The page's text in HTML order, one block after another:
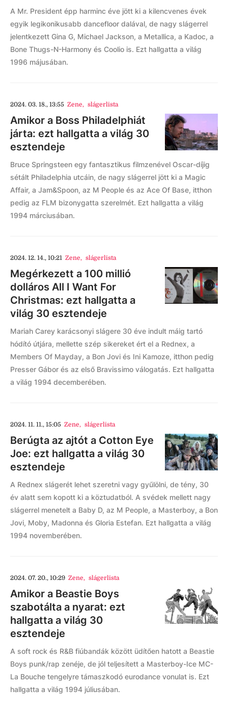
A Mr. President épp harminc éve jött ki a kilencvenes évek
egyik legikonikusabb dancefloor dalával, de nagy slágerrel
jelentkezett Gina G, Michael Jackson, a Metallica, a Kadoc, a
Bone Thugs-N-Harmony és Coolio is. Ezt hallgatta a világ
1996 májusában.
2024. 03. 18., 13:55 Zene, slágerlista
Amikor a Boss Philadelphiát
járta: ezt hallgatta a világ 30
esztendeje
Bruce Springsteen egy fantasztikus filmzenével Oscar-díjig
sétált Philadelphia utcáin, de nagy slágerrel jött ki a Magic
Affair, a Jam&Spoon, az M People és az Ace Of Base, itthon
pedig az FLM bizonygatta szerelmét. Ezt hallgatta a világ
1994 márciusában.
2024. 12. 14., 10:21 Zene, slágerlista
Megérkezett a 100 millió
dolláros All I Want For
Christmas: ezt hallgatta a
világ 30 esztendeje
Mariah Carey karácsonyi slágere 30 éve indult máig tartó
hódító útjára, mellette szép sikereket ért el a Rednex, a
Members Of Mayday, a Bon Jovi és Ini Kamoze, itthon pedig
Presser Gábor és az első Bravissimo válogatás. Ezt hallgatta
a világ 1994 decemberében.
2024. 11. 11., 15:05 Zene, slágerlista
Berúgta az ajtót a Cotton Eye
Joe: ezt hallgatta a világ 30
esztendeje
A Rednex slágerét lehet szeretni vagy gyűlölni, de tény, 30
év alatt sem kopott ki a köztudatból. A svédek mellett nagy
slágerrel menetelt a Baby D, az M People, a Masterboy, a Bon
Jovi, Moby, Madonna és Gloria Estefan. Ezt hallgatta a világ
1994 novemberében.
2024. 07. 20., 10:29 Zene, slágerlista
Amikor a Beastie Boys
szabotálta a nyarat: ezt
hallgatta a világ 30
esztendeje
A soft rock és R&B fiúbandák között üdítően hatott a Beastie
Boys punk/rap zenéje, de jól teljesített a Masterboy-Ice MC-
La Bouche tengelyre támaszkodó eurodance vonulat is. Ezt
hallgatta a világ 1994 júliusában.